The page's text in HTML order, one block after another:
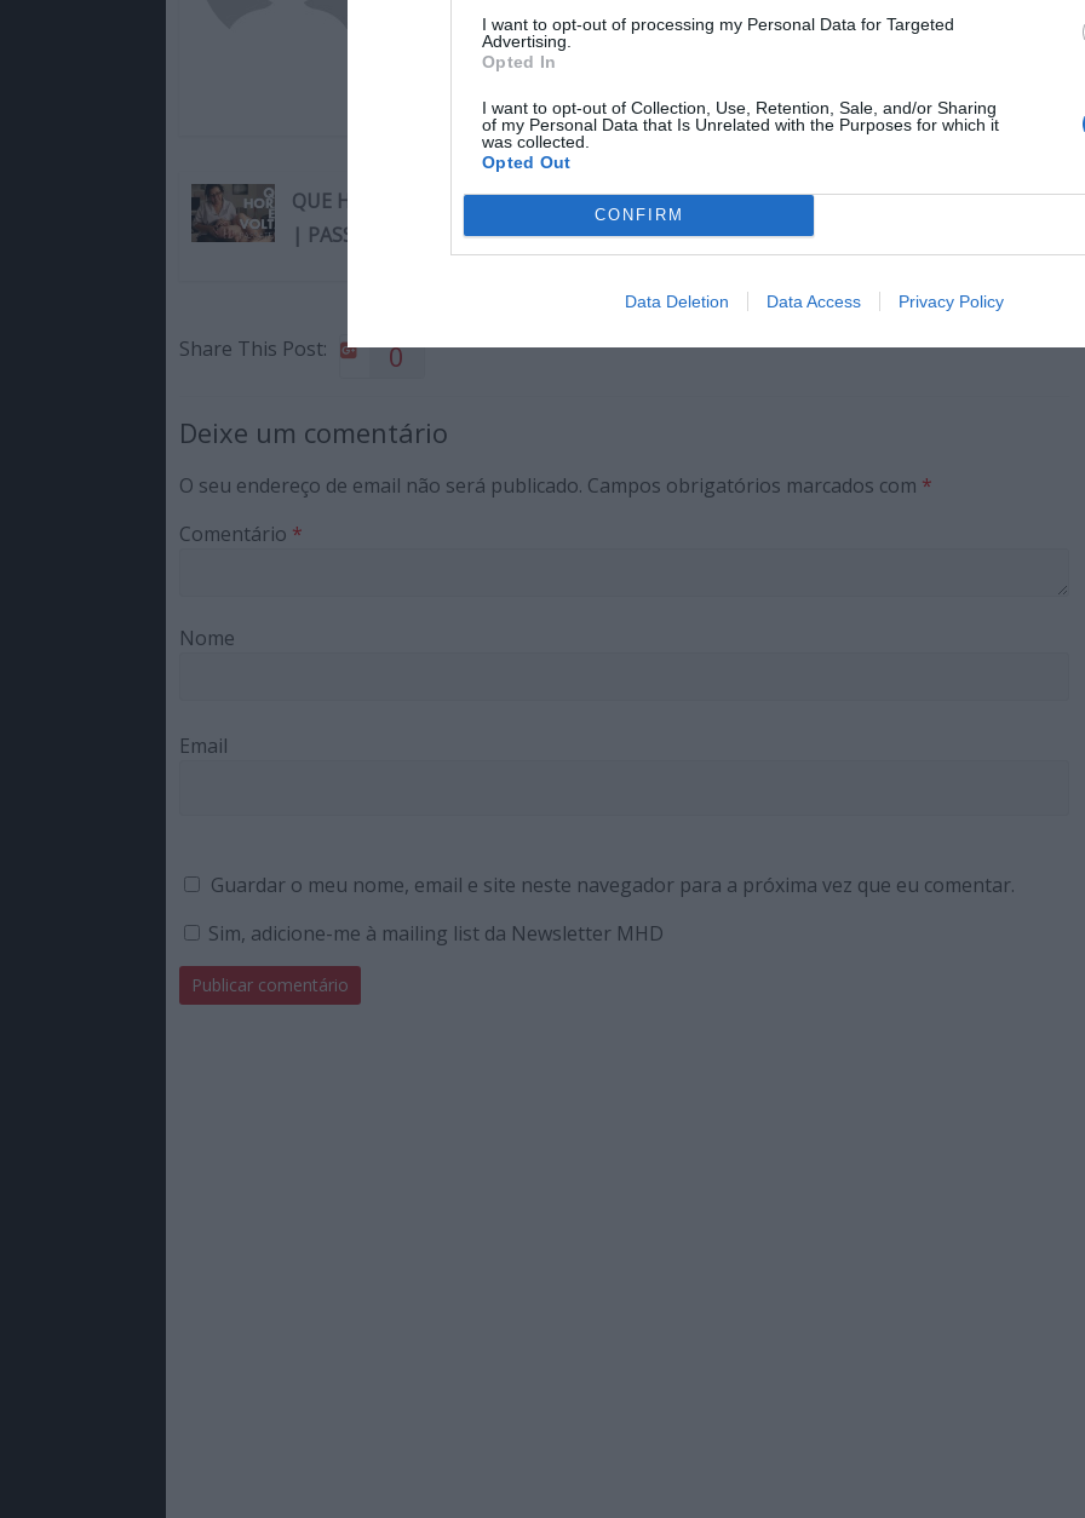
I want to opt-out of processing my Personal Data for Targeted
Advertising.
Opted In
I want to opt-out of Collection, Use, Retention, Sale, and/or Sharing
of my Personal Data that Is Unrelated with the Purposes for which it
was collected.
Opted Out
CONFIRM
Data Deletion Data Access Privacy Policy
QUE HORAS ELA VOLTA? (DVD)
| PASSATEMPO MHD
MAPA DAS SÉRIES | TODAS AS
ESTREIAS NACIONAIS DE
Share This Post: 0
Deixe um comentário
O seu endereço de email não será publicado. Campos obrigatórios marcados com *
Comentário *
Nome
Email
Guardar o meu nome, email e site neste navegador para a próxima vez que eu comentar.
Sim, adicione-me à mailing list da Newsletter MHD